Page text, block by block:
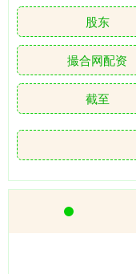
股东
撮合网配资
截至